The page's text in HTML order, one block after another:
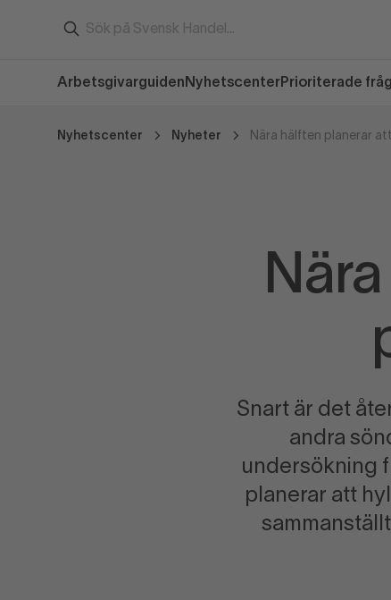
Arbetsgivarguiden Nyhetscenter Prioriterade
Nyhetscenter Nyheter Nära hälften planerar
Snart är det
andra
undersökning
planerar att